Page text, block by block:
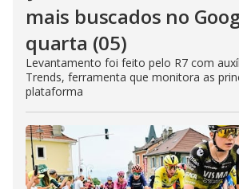
mais buscados no
quarta (05)
Levantamento foi feito pelo R7 com
Trends, ferramenta que monitora as
plataforma